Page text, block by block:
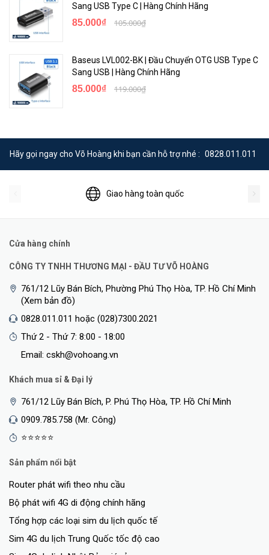
Sang USB Type C | Hàng Chính Hãng
85.000₫ 105.000₫
Baseus LVL002-BK | Đầu Chuyển OTG USB Type C
Sang USB | Hàng Chính Hãng
85.000₫ 119.000₫
Hãy gọi ngay cho Võ Hoàng khi bạn cần hỗ trợ nhé : 0828.011.011
Giao hàng toàn quốc
Cửa hàng chính
CÔNG TY TNHH THƯƠNG MẠI - ĐẦU TƯ VÕ HOÀNG
761/12 Lũy Bán Bích, Phường Phú Thọ Hòa, TP. Hồ Chí Minh
(Xem bản đồ)
0828.011.011 hoặc (028)7300.2021
Thứ 2 - Thứ 7: 8:00 - 18:00
Email: cskh@vohoang.vn
Khách mua sỉ & Đại lý
761/12 Lũy Bán Bích, P. Phú Thọ Hòa, TP. Hồ Chí Minh
0909.785.758 (Mr. Công)
⭐⭐⭐⭐⭐
Sản phẩm nổi bật
Router phát wifi theo nhu cầu
Bộ phát wifi 4G di động chính hãng
Tổng hợp các loại sim du lịch quốc tế
Sim 4G du lịch Trung Quốc tốc độ cao